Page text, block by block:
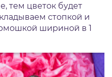
тем цветок будет
стопкой и
шириной в 1